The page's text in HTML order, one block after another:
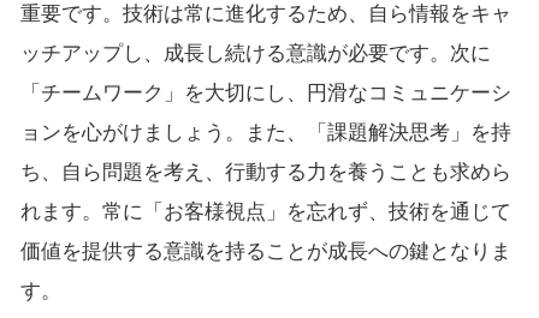
重要です。技術は常に進化するため、自ら情報をキャ
ッチアップし、成長し続ける意識が必要です。次に
「チームワーク」を大切にし、円滑なコミュニケーシ
ョンを心がけましょう。また、「課題解決思考」を持
ち、自ら問題を考え、行動する力を養うことも求めら
れます。常に「お客様視点」を忘れず、技術を通じて
価値を提供する意識を持ることが成長への鍵となりま
す。